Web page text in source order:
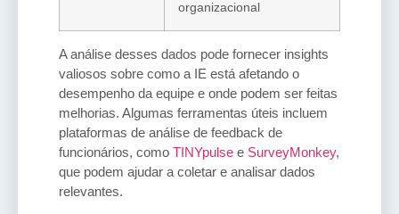
organizacional
A análise desses dados pode fornecer insights
valiosos sobre como a IE está afetando o
desempenho da equipe e onde podem ser feitas
melhorias. Algumas ferramentas úteis incluem
plataformas de análise de feedback de
funcionários, como TINYpulse e SurveyMonkey,
que podem ajudar a coletar e analisar dados
relevantes.